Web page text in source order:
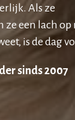
Als ze
een lach
is de dag
sinds 2007